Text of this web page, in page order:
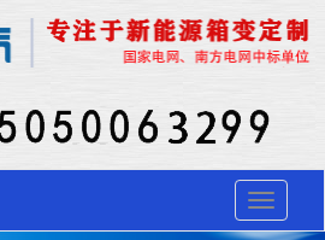
Toggle